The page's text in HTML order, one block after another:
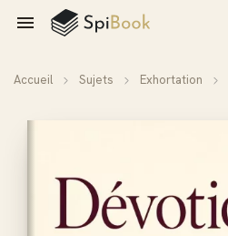

Accueil Sujets Exhortation